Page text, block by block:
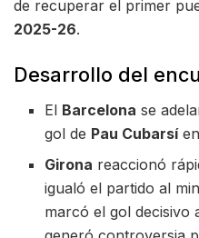
de recuperar el primer
2025-26.
Desarrollo del
El Barcelona se
gol de Pau Cubarsí
Girona reaccionó
igualó el partido al
marcó el gol decisivo